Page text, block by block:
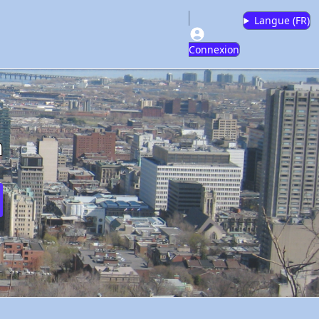
Connexion
Langue (FR)